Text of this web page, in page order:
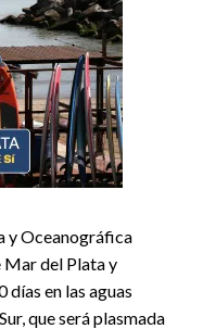
y Oceanográfica
Mar del Plata y
días en las aguas
que será plasmada